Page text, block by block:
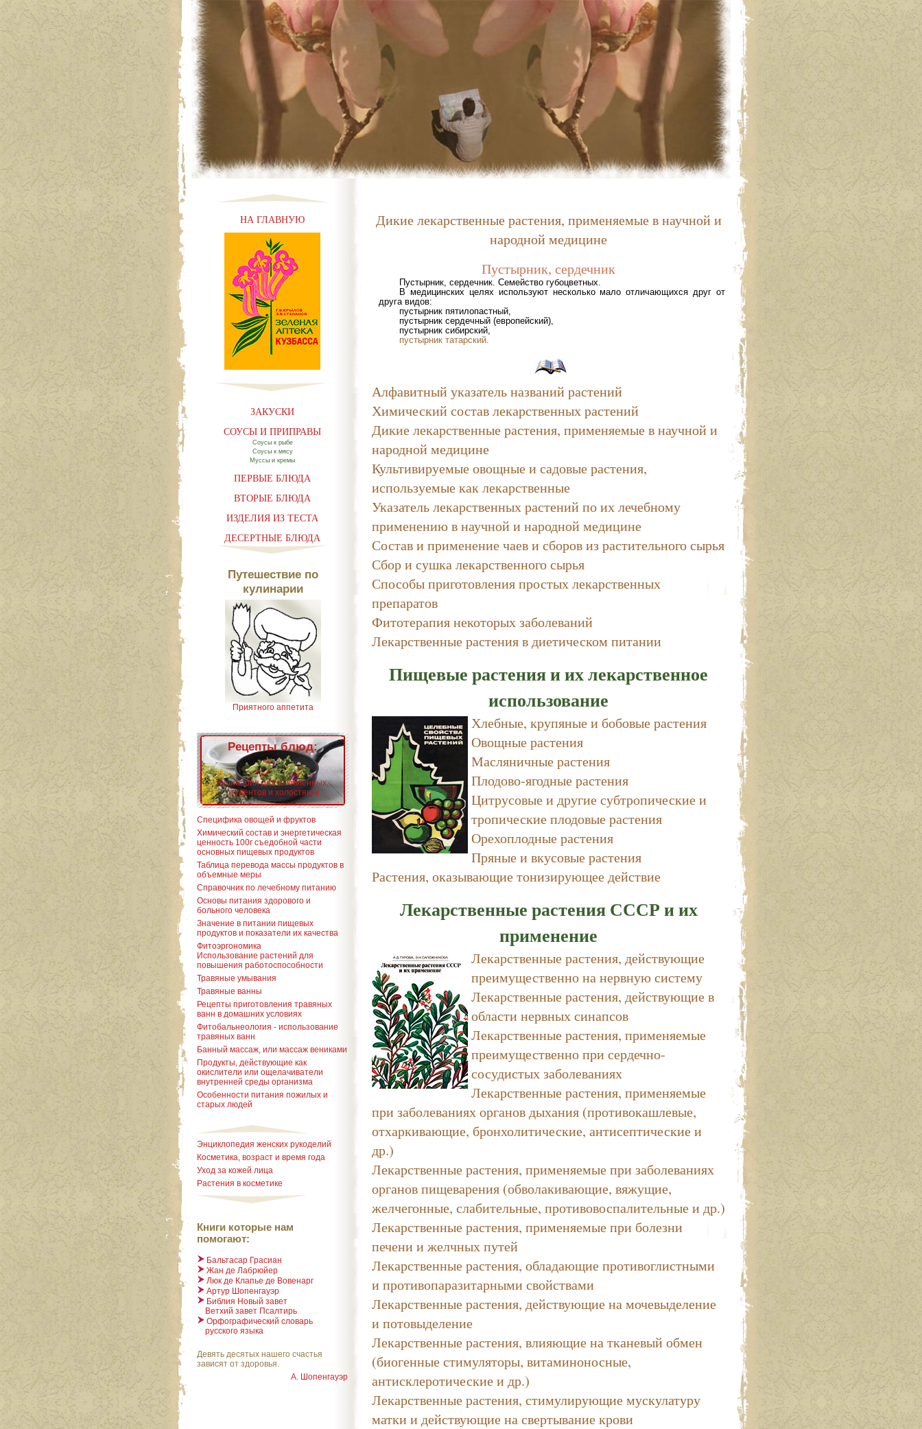
Дикие лекарственные растения, применяемые в научной и
народной медицине
Пустырник, сердечник
Пустырник, сердечник. Семейство губоцветных.
В медицинских целях используют несколько мало отличающихся друг от
друга видов:
пустырник пятилопастный,
пустырник сердечный (европейский),
пустырник сибирский,
пустырник татарский.
Алфавитный указатель названий растений
Химический состав лекарственных растений
Дикие лекарственные растения, применяемые в научной и
народной медицине
Культивируемые овощные и садовые растения,
используемые как лекарственные
Указатель лекарственных растений по их лечебному
применению в научной и народной медицине
Состав и применение чаев и сборов из растительного сырья
Сбор и сушка лекарственного сырья
Способы приготовления простых лекарственных
препаратов
Фитотерапия некоторых заболеваний
Лекарственные растения в диетическом питании
Пищевые растения и их лекарственное
использование
Хлебные, крупяные и бобовые растения
Овощные растения
Масляничные растения
Плодово-ягодные растения
Цитрусовые и другие субтропические и
тропические плодовые растения
Орехоплодные растения
Пряные и вкусовые растения
Растения, оказывающие тонизирующее действие
Лекарственные растения СССР и их
применение
Лекарственные растения, действующие
преимущественно на нервную систему
Лекарственные растения, действующие в
области нервных синапсов
Лекарственные растения, применяемые
преимущественно при сердечно-
сосудистых заболеваниях
Лекарственные растения, применяемые
при заболеваниях органов дыхания (противокашлевые,
отхаркивающие, бронхолитические, антисептические и
др.)
Лекарственные растения, применяемые при заболеваниях
органов пищеварения (обволакивающие, вяжущие,
желчегонные, слабительные, противовоспалительные и др.)
Лекарственные растения, применяемые при болезни
печени и желчных путей
Лекарственные растения, обладающие противоглистными
и противопаразитарными свойствами
Лекарственные растения, действующие на мочевыделение
и потовыделение
Лекарственные растения, влияющие на тканевый обмен
(биогенные стимуляторы, витаминоносные,
антисклеротические и др.)
Лекарственные растения, стимулирующие мускулатуру
матки и действующие на свертывание крови
НА ГЛАВНУЮ
ЗАКУСКИ
СОУСЫ И ПРИПРАВЫ
Соусы к рыбе
Соусы к мясу
Муссы и кремы
ПЕРВЫЕ БЛЮДА
ВТОРЫЕ БЛЮДА
ИЗДЕЛИЯ ИЗ ТЕСТА
ДЕСЕРТНЫЕ БЛЮДА
Путешествие по
кулинарии
Приятного аппетита
Рецепты блюд:
Кулинария для влюбленных,
студентов и холостяков
Специфика овощей и фруктов
Химический состав и энергетическая
ценность 100г съедобной части
основных пищевых продуктов
Таблица перевода массы продуктов в
объемные меры
Справочник по лечебному питанию
Основы питания здорового и
больного человека
Значение в питании пищевых
продуктов и показатели их качества
Фитоэргономика
Использование растений для
повышения работоспособности
Травяные умывания
Травяные ванны
Рецепты приготовления травяных
ванн в домашних условиях
Фитобальнеология - использование
травяных ванн
Банный массаж, или массаж вениками
Продукты, действующие как
окислители или ощелачиватели
внутренней среды организма
Особенности питания пожилых и
старых людей
Энциклопедия женских рукоделий
Косметика, возраст и время года
Уход за кожей лица
Растения в косметике
Книги которые нам
помогают:
Бальтасар Грасиан
Жан де Лабрюйер
Люк де Клапье де Вовенарг
Артур Шопенгауэр
Библия Новый завет
Ветхий завет Псалтирь
Орфографический словарь
русского языка
Девять десятых нашего счастья
зависят от здоровья.
А. Шопенгауэр